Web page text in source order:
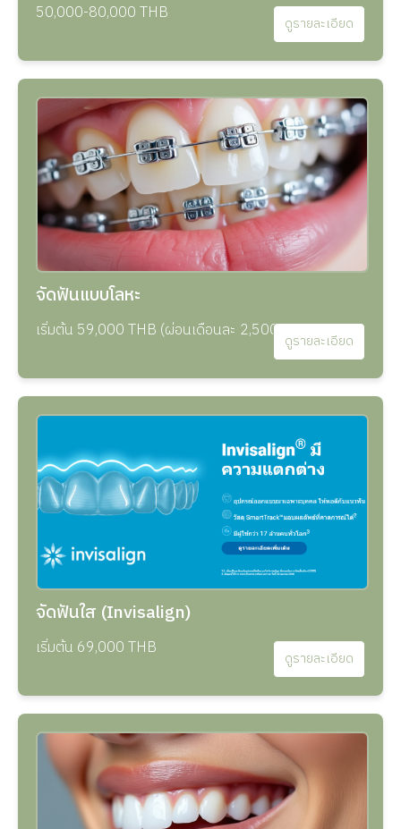
50,000-80,000 THB ดูรายละเอียด
จัดฟันแบบโลหะ
เริ่มต้น 59,000 THB (ผ่อนเดือนละ 2,500 THB)ดูรายละเอียด
จัดฟันใส (Invisalign)
เริ่มต้น 69,000 THB ดูรายละเอียด